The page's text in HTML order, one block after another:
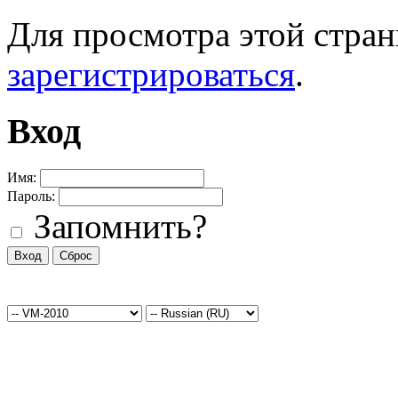
Для просмотра этой
зарегистрироваться.
Вход
Имя:
Пароль:
Запомнить?